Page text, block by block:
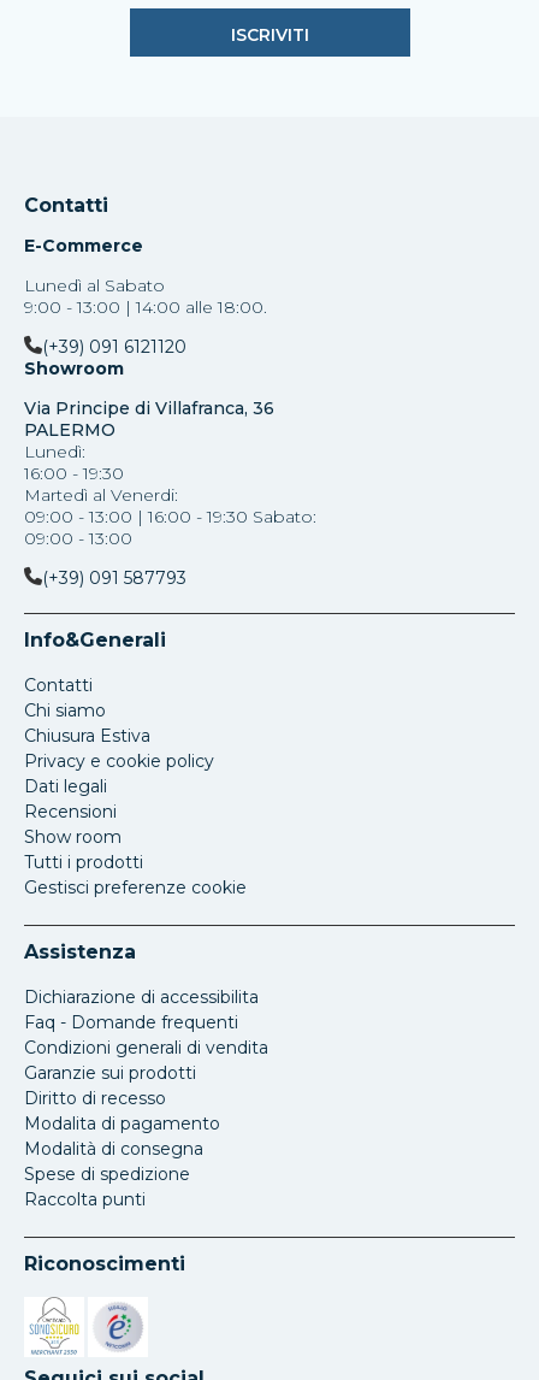
Contatti
E-Commerce
Lunedì al Sabato
9:00 - 13:00 | 14:00 alle 18:00.
(+39) 091 6121120
Showroom
Via Principe di Villafranca, 36
PALERMO
Lunedì:
16:00 - 19:30
Martedì al Venerdi:
09:00 - 13:00 | 16:00 - 19:30 Sabato:
09:00 - 13:00
(+39) 091 587793
Info&Generali
Contatti
Chi siamo
Chiusura Estiva
Privacy e cookie policy
Dati legali
Recensioni
Show room
Tutti i prodotti
Gestisci preferenze cookie
Assistenza
Dichiarazione di accessibilita
Faq - Domande frequenti
Condizioni generali di vendita
Garanzie sui prodotti
Diritto di recesso
Modalita di pagamento
Modalità di consegna
Spese di spedizione
Raccolta punti
Riconoscimenti
Si apre in una nuova scheda
Si apre in una nuova scheda